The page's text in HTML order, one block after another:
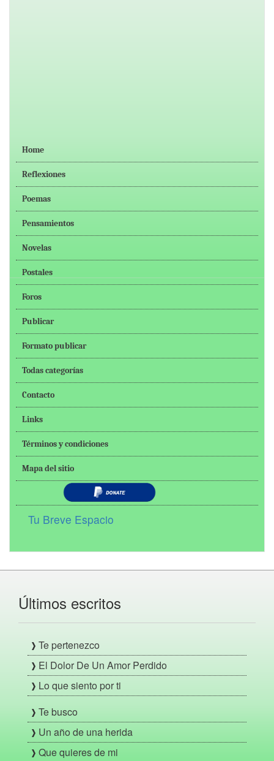
Home
Reflexiones
Poemas
Pensamientos
Novelas
Postales
Foros
Publicar
Formato publicar
Todas categorías
Contacto
Links
Términos y condiciones
Mapa del sitio
Tu Breve Espacio
Últimos escritos
Te pertenezco
El Dolor De Un Amor Perdido
Lo que siento por ti
Te busco
Un año de una herida
Que quieres de mi